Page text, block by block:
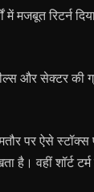
में मजबूत रिटर्न
और सेक्टर की
पर ऐसे
है। वहीं शॉर्ट